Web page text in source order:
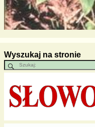
Wyszukaj na stronie